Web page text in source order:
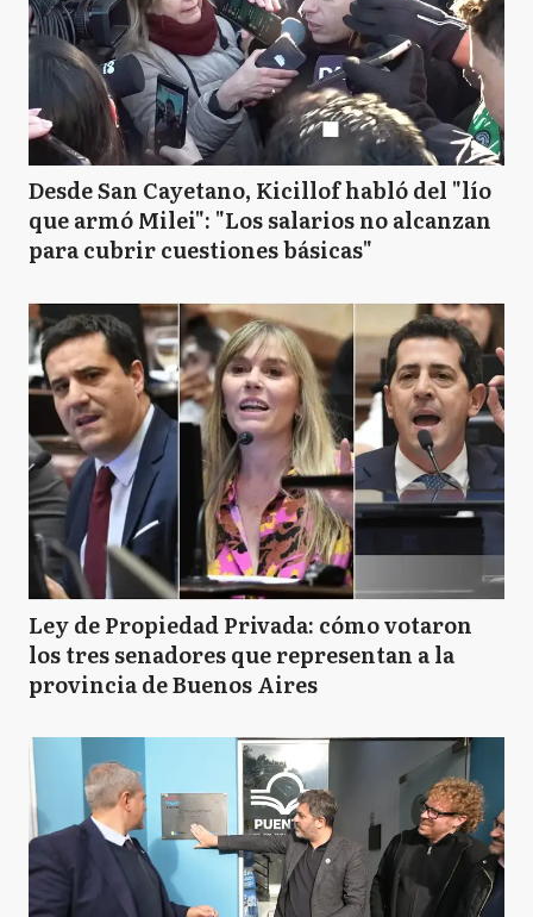
Desde San Cayetano, Kicillof habló del "lío
que armó Milei": "Los salarios no alcanzan
para cubrir cuestiones básicas"
Ley de Propiedad Privada: cómo votaron
los tres senadores que representan a la
provincia de Buenos Aires